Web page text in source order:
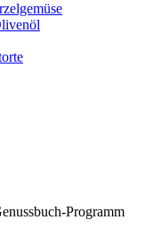
Programm